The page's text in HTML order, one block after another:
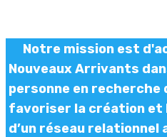
Notre mission est
Nouveaux Arrivants
personne en recherche
favoriser la création et
d’un réseau relationnel